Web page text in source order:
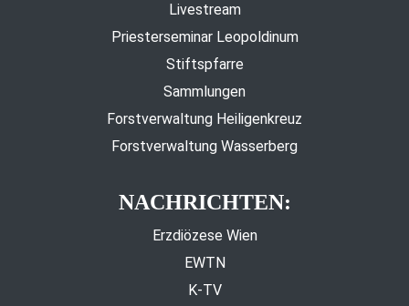
Livestream
Priesterseminar Leopoldinum
Stiftspfarre
Sammlungen
Forstverwaltung Heiligenkreuz
Forstverwaltung Wasserberg
NACHRICHTEN:
Erzdiözese Wien
EWTN
K-TV